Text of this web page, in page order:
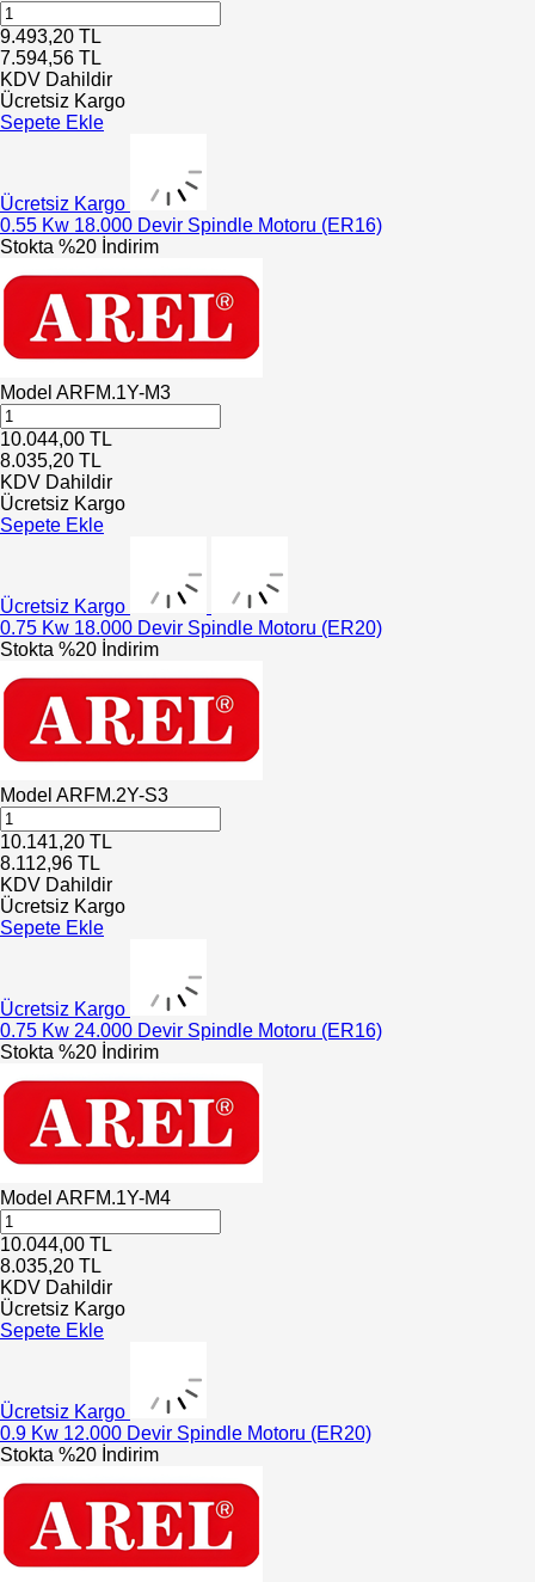
9.493,20 TL
7.594,56 TL
KDV Dahildir
Ücretsiz Kargo
Sepete Ekle
Ücretsiz Kargo
0.55 Kw 18.000 Devir Spindle Motoru (ER16)
Stokta %20 İndirim
Model ARFM.1Y-M3
10.044,00 TL
8.035,20 TL
KDV Dahildir
Ücretsiz Kargo
Sepete Ekle
Ücretsiz Kargo
0.75 Kw 18.000 Devir Spindle Motoru (ER20)
Stokta %20 İndirim
Model ARFM.2Y-S3
10.141,20 TL
8.112,96 TL
KDV Dahildir
Ücretsiz Kargo
Sepete Ekle
Ücretsiz Kargo
0.75 Kw 24.000 Devir Spindle Motoru (ER16)
Stokta %20 İndirim
Model ARFM.1Y-M4
10.044,00 TL
8.035,20 TL
KDV Dahildir
Ücretsiz Kargo
Sepete Ekle
Ücretsiz Kargo
0.9 Kw 12.000 Devir Spindle Motoru (ER20)
Stokta %20 İndirim